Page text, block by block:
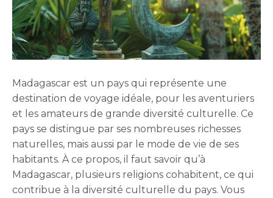
Madagascar est un pays qui représente une
destination de voyage idéale, pour les aventuriers
et les amateurs de grande diversité culturelle. Ce
pays se distingue par ses nombreuses richesses
naturelles, mais aussi par le mode de vie de ses
habitants. À ce propos, il faut savoir qu’à
Madagascar, plusieurs religions cohabitent, ce qui
contribue à la diversité culturelle du pays. Vous